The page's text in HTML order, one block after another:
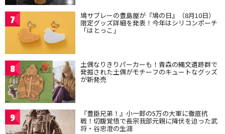
7 鳩サブレーの豊島屋が『鳩の日』（8月10日）
限定グッズ詳細を発表！今年はシリコンポーチ
「はとっこ」
8 土偶なりきりパーカーも！青森の縄文遺跡群で
発掘された土偶がモチーフのキュートなグッズ
が新発売
9 『豊臣兄弟！』小一郎の5万の大軍に徹底抗
戦！切腹覚悟で長宗我部元親に降伏を迫った武
将・谷忠澄の生涯